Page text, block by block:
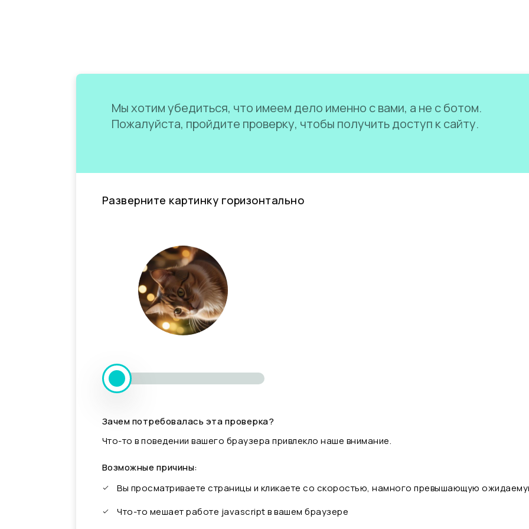
Мы хотим убедиться, что имеем дело именно с вами, а не с ботом.
Пожалуйста, пройдите проверку, чтобы получить доступ к сайту.
Разверните картинку горизонтально
Зачем потребовалась эта проверка?
Что-то в поведении вашего браузера привлекло наше внимание.
Возможные причины:
Вы просматриваете страницы и кликаете со скоростью, намного превышающую
Что-то мешает работе javascript в вашем браузере